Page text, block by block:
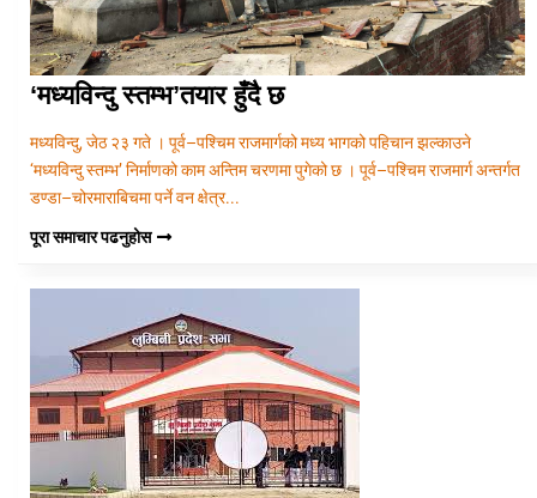
‘मध्यविन्दु स्तम्भ’तयार हुँदै छ
मध्यविन्दु, जेठ २३ गते । पूर्व–पश्चिम राजमार्गको मध्य भागको पहिचान झल्काउने
‘मध्यविन्दु स्तम्भ’ निर्माणको काम अन्तिम चरणमा पुगेको छ । पूर्व–पश्चिम राजमार्ग अन्तर्गत
डण्डा–चोरमाराबिचमा पर्ने वन क्षेत्र...
पूरा समाचार पढनुहोस